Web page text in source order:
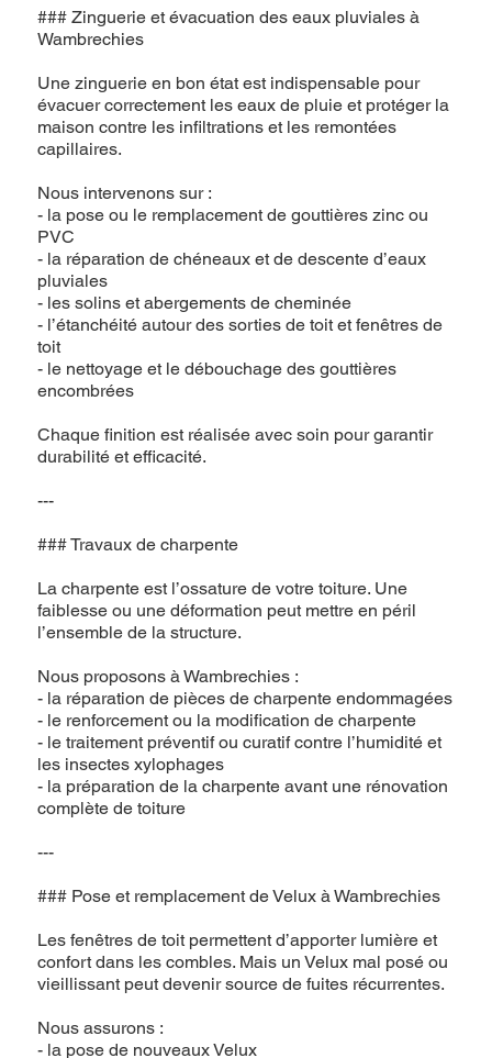
### Zinguerie et évacuation des eaux pluviales à
Wambrechies
Une zinguerie en bon état est indispensable pour
évacuer correctement les eaux de pluie et protéger la
maison contre les infiltrations et les remontées
capillaires.
Nous intervenons sur :
- la pose ou le remplacement de gouttières zinc ou
PVC
- la réparation de chéneaux et de descente d’eaux
pluviales
- les solins et abergements de cheminée
- l’étanchéité autour des sorties de toit et fenêtres de
toit
- le nettoyage et le débouchage des gouttières
encombrées
Chaque finition est réalisée avec soin pour garantir
durabilité et efficacité.
---
### Travaux de charpente
La charpente est l’ossature de votre toiture. Une
faiblesse ou une déformation peut mettre en péril
l’ensemble de la structure.
Nous proposons à Wambrechies :
- la réparation de pièces de charpente endommagées
- le renforcement ou la modification de charpente
- le traitement préventif ou curatif contre l’humidité et
les insectes xylophages
- la préparation de la charpente avant une rénovation
complète de toiture
---
### Pose et remplacement de Velux à Wambrechies
Les fenêtres de toit permettent d’apporter lumière et
confort dans les combles. Mais un Velux mal posé ou
vieillissant peut devenir source de fuites récurrentes.
Nous assurons :
- la pose de nouveaux Velux